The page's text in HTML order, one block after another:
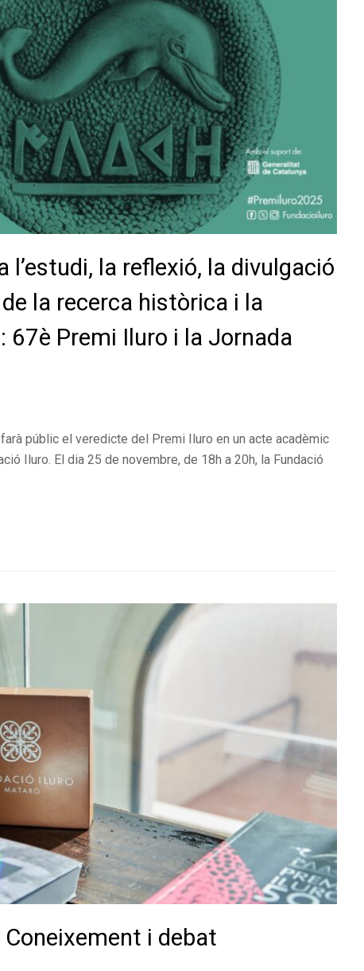
l’estudi, la reflexió, la divulgació
la recerca històrica i la
67è Premi Iluro i la Jornada
públic el veredicte del Premi Iluro en un acte acadèmic
Iluro. El dia 25 de novembre, de 18h a 20h, la Fundació
i debat